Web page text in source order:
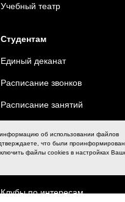
Учебный театр
Студентам
Единый деканат
Расписание звонков
Расписание занятий
Навигация
Клубы по интересам
об использовании файлов
что были
файлы cookies в настройках